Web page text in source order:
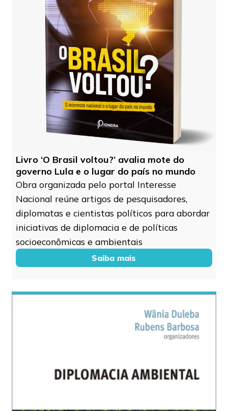
Livro ‘O Brasil voltou?’ avalia mote do
governo Lula e o lugar do país no mundo
Obra organizada pelo portal Interesse
Nacional reúne artigos de pesquisadores,
diplomatas e cientistas políticos para abordar
iniciativas de diplomacia e de políticas
socioeconômicas e ambientais
Saiba mais